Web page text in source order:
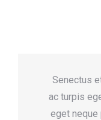
Senectus
ac turpis
eget neque